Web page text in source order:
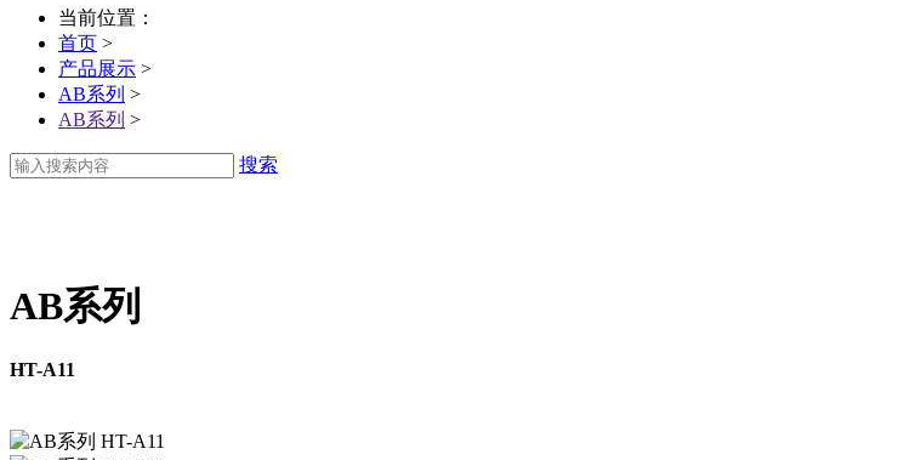
当前位置：
首页 >
产品展示 >
AB系列 >
AB系列 >
搜索
AB系列
HT-A11